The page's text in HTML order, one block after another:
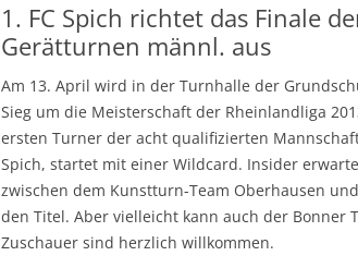
Verbandsjugendturntage
Ausschüsse
Wer
sind
wir?
1. FC Spich richtet das Finale
Gerätturnen männl. aus
Am 13. April wird in der Turnhalle der
Sieg um die Meisterschaft der Rheinlandliga
ersten Turner der acht qualifizierten
Spich, startet mit einer Wildcard. Insider
zwischen dem Kunstturn-Team Oberhausen
den Titel. Aber vielleicht kann auch der Bonner
Zuschauer sind herzlich willkommen.